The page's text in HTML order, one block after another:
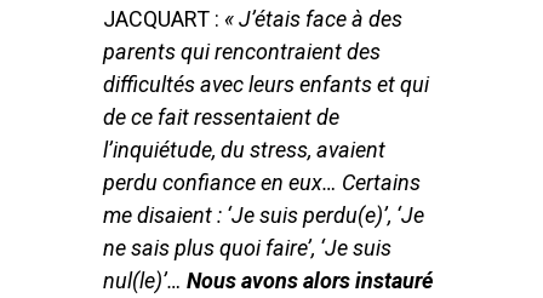
JACQUART : « J’étais face à des
parents qui rencontraient des
difficultés avec leurs enfants et qui
de ce fait ressentaient de
l’inquiétude, du stress, avaient
perdu confiance en eux… Certains
me disaient : ‘Je suis perdu(e)’, ‘Je
ne sais plus quoi faire’, ‘Je suis
nul(le)’… Nous avons alors instauré